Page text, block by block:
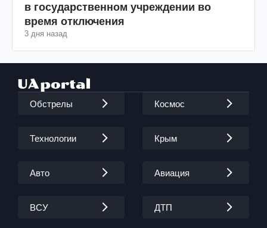
в государственном учреждении во
время отключения
3 дня назад
Обстрелы Космос
Технологии Крым
Авто Авиация
ВСУ ДТП